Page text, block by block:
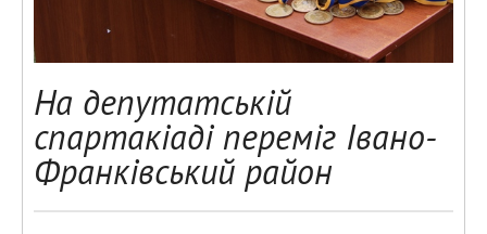
На депутатській
спартакіаді переміг Івано-
Франківський район